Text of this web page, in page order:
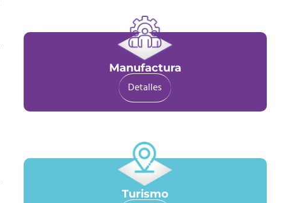
Manufactura
Detalles
Turismo